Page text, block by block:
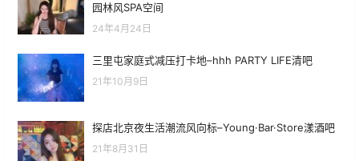
园林风SPA空间
24年4月24日
三里屯家庭式减压打卡地–hhh PARTY LIFE清吧
21年10月9日
探店北京夜生活潮流风向标–Young·Bar·Store漾酒吧
21年8月31日